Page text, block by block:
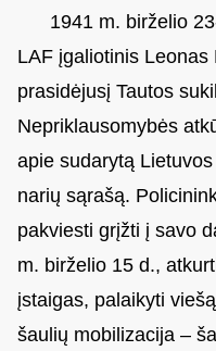
1941 m. birželio
LAF įgaliotinis
prasidėjusį Tautos
Nepriklausomybės
apie sudarytą
narių sąrašą.
pakviesti grįžti į savo
m. birželio 15 d.,
įstaigas, palaikyti
šaulių mobilizacija –